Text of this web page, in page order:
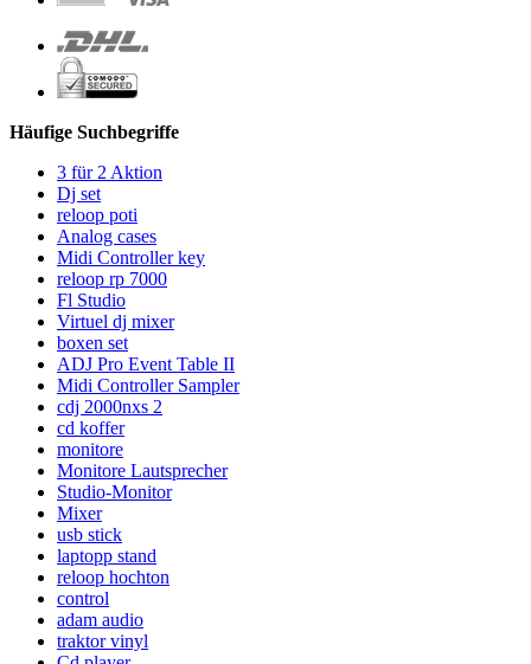
Häufige Suchbegriffe
3 für 2 Aktion
Dj set
reloop poti
Analog cases
Midi Controller key
reloop rp 7000
Fl Studio
Virtuel dj mixer
boxen set
ADJ Pro Event Table II
Midi Controller Sampler
cdj 2000nxs 2
cd koffer
monitore
Monitore Lautsprecher
Studio-Monitor
Mixer
usb stick
laptopp stand
reloop hochton
control
adam audio
traktor vinyl